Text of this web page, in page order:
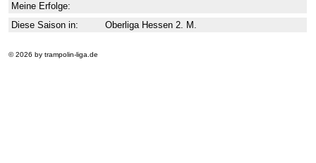
Meine Erfolge:
Diese Saison in:
Oberliga Hessen 2. M.
© 2026 by trampolin-liga.de